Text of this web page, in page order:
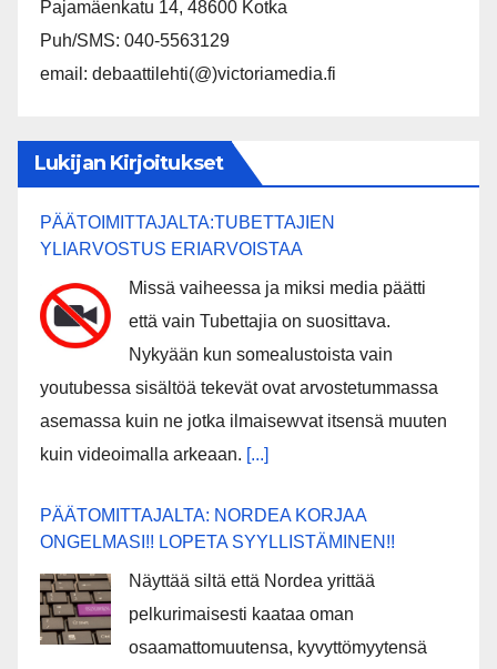
Pajamäenkatu 14, 48600 Kotka
Puh/SMS: 040-5563129
email: debaattilehti(@)victoriamedia.fi
Lukijan Kirjoitukset
PÄÄTOIMITTAJALTA:TUBETTAJIEN
YLIARVOSTUS ERIARVOISTAA
Missä vaiheessa ja miksi media päätti
että vain Tubettajia on suosittava.
Nykyään kun somealustoista vain
youtubessa sisältöä tekevät ovat arvostetummassa
asemassa kuin ne jotka ilmaisewvat itsensä muuten
kuin videoimalla arkeaan. [...]
PÄÄTOMITTAJALTA: NORDEA KORJAA
ONGELMASI!! LOPETA SYYLLISTÄMINEN!!
Näyttää siltä että Nordea yrittää
pelkurimaisesti kaataa oman
osaamattomuutensa, kyvyttömyytensä